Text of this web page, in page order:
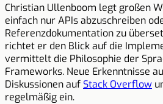
Christian Ullenboom legt großen
einfach nur APIs abzuschreiben
Referenzdokumentation zu
richtet er den Blick auf die
vermittelt die Philosophie der
Frameworks. Neue Erkenntnisse
Diskussionen auf Stack Overflow
regelmäßig ein.